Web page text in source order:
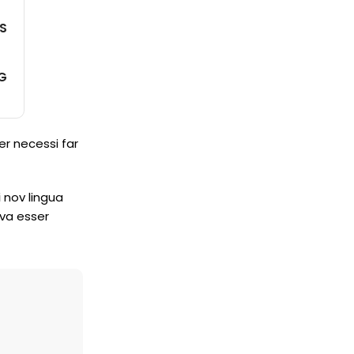
necessi far
lingua
esser